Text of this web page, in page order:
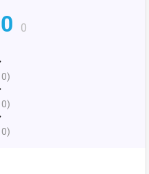
0 0
0)
0)
0)